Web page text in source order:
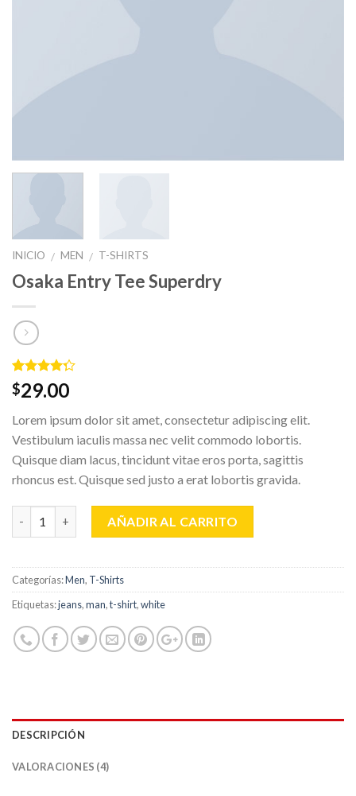
INICIO / MEN / T-SHIRTS
Osaka Entry Tee Superdry
Valorado
con4.00
base a
4
valoraciones
de
clientes
$29.00
Lorem ipsum dolor sit amet, consectetur adipiscing elit.
Vestibulum iaculis massa nec velit commodo lobortis.
Quisque diam lacus, tincidunt vitae eros porta, sagittis
rhoncus est. Quisque sed justo a erat lobortis gravida.
AÑADIR AL CARRITO
Categorías:Men, T-Shirts
Etiquetas:jeans,man,t-shirt,white
DESCRIPCIÓN
VALORACIONES (4)